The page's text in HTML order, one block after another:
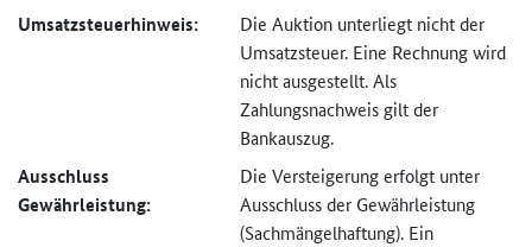
Umsatzsteuer­hinweis:
Die Auktion unterliegt nicht der
Umsatzsteuer. Eine Rechnung wird
nicht ausgestellt. Als
Zahlungsnachweis gilt der
Bankauszug.
Ausschluss
Gewährleistung:
Die Versteigerung erfolgt unter
Ausschluss der Gewährleistung
(Sachmängel­haftung). Ein